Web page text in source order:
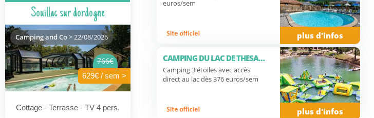
Souillac sur dordogne
766€
629€ / sem >
Camping and Co> 22/08/2026
Cottage - Terrasse - TV 4 pers.
euros/sem
plus d'infos
CAMPING DU LAC DE THESAUQUE
Camping 3 étoiles avec accès
direct au lac dès 376 euros/sem
plus d'infos